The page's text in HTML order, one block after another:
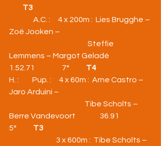
T3
A.C. :     4 x 200m :  Lies Brugghe –
Zoë Jooken –
Steffie
Lemmens – Margot Geladé
1.52.71                  7° T4
H. :         Pup. :     4 x 60m :  Arne Castro –
Jaro Arduini –
Tibe Scholts –
Berre Vandevoort                36.91
5° T3
3 x 600m :  Tibe Scholts –